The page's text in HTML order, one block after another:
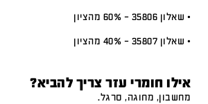
• שאלון 35806 – 60% מהציון
• שאלון 35807 – 40% מהציון
אילו חומרי עזר צריך להביא?
מחשבון, מחוגה, סרגל.